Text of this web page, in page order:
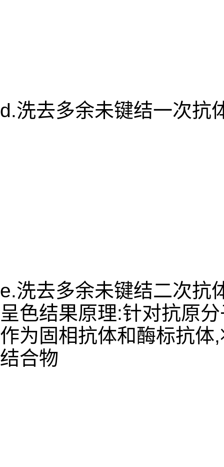
d.洗去多余未键结一次抗
e.洗去多余未键结二次抗
呈色结果原理:针对抗原
作为固相抗体和酶标抗
结合物